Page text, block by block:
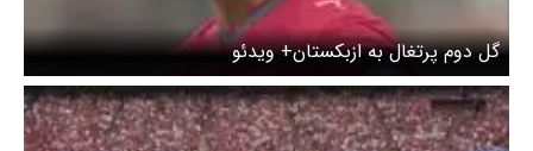
گل دوم پرتغال به ازبکستان+ ویدئو